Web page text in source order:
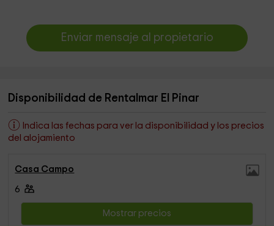
Enviar mensaje al propietario
Disponibilidad de Rentalmar El Pinar
Indica las fechas para ver la disponibilidad y los precios
del alojamiento
Casa Campo
6
Mostrar precios